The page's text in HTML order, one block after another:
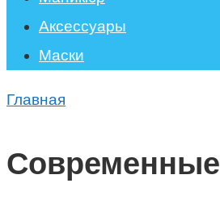
Аксессуары
Маски
Главная
Современные